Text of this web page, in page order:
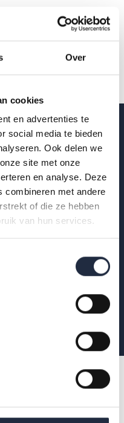
Over
cookies
en advertenties te
social media te bieden
Ook delen we
site met onze
en analyse. Deze
combineren met andere
of die ze hebben
van hun services.
publicaties,
data binnen zorg
Aanmelden